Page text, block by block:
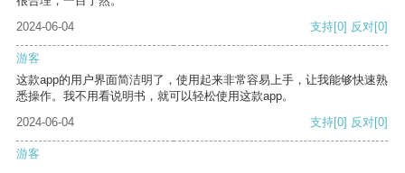
2024-06-04
支持[0] 反对[0]
游客
这款app的用户界面简洁明了，使用起来非常容易上手，让我能够快速熟
悉操作。我不用看说明书，就可以轻松使用这款app。
2024-06-04
支持[0] 反对[0]
游客